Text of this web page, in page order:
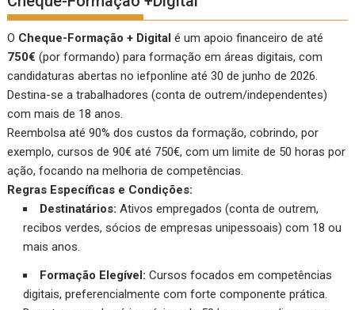
O Cheque-Formação + Digital é um apoio financeiro de até
750€ (por formando) para formação em áreas digitais, com
candidaturas abertas noiefponline até 30 de junho de 2026.
Destina-se a trabalhadores (conta de outrem/independentes)
com mais de 18 anos.
Reembolsa até 90% dos custos da formação, cobrindo, por
exemplo, cursos de 90€ até 750€, com um limite de 50 horas por
ação, focando na melhoria de competências.
Regras Específicas e Condições:
Destinatários: Ativos empregados (conta de outrem,
recibos verdes, sócios de empresas unipessoais) com 18 ou
mais anos.
Formação Elegível: Cursos focados em competências
digitais, preferencialmente com forte componente prática.